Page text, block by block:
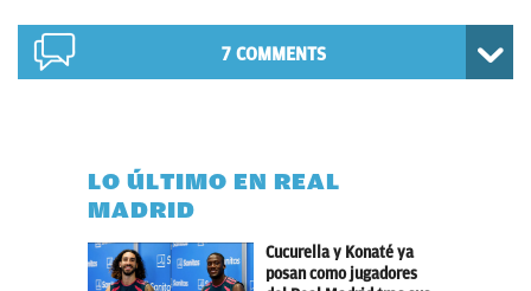
7 COMMENTS
LO ÚLTIMO EN REAL
MADRID
Cucurella y Konaté ya
posan como jugadores